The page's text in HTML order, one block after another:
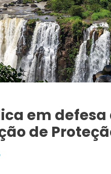
em defesa
de